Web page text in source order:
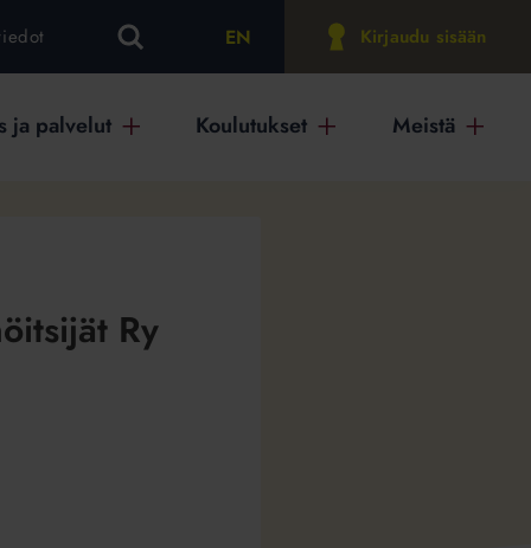
EN Kirjaudu sisään
ja palvelut Koulutukset Meistä
Ry